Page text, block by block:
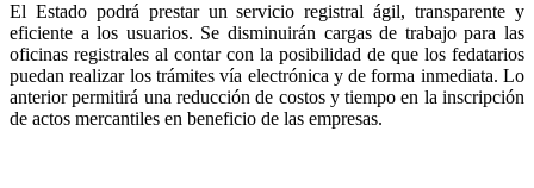
El Estado podrá prestar un servicio registral ágil, transparente y
eficiente a los usuarios. Se disminuirán cargas de trabajo para las
oficinas registrales al contar con la posibilidad de que los fedatarios
puedan realizar los trámites vía electrónica y de forma inmediata. Lo
anterior permitirá una reducción de costos y tiempo en la inscripción
de actos mercantiles en beneficio de las empresas.